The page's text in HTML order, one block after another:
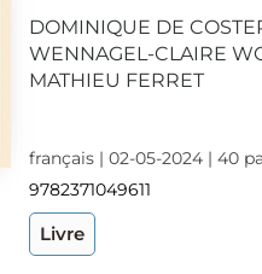
DOMINIQUE DE
WENNAGEL-CLAIRE
MATHIEU FERRET
français | 02-05-2024 | 40
9782371049611
Livre